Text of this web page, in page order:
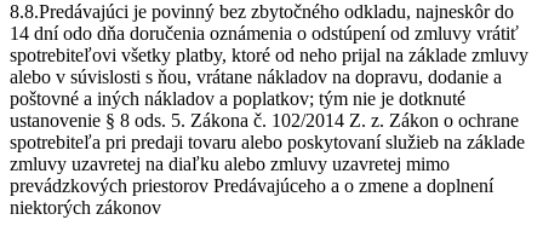
8.8.Predávajúci je povinný bez zbytočného odkladu, najneskôr do
14 dní odo dňa doručenia oznámenia o odstúpení od zmluvy vrátiť
spotrebiteľovi všetky platby, ktoré od neho prijal na základe zmluvy
alebo v súvislosti s ňou, vrátane nákladov na dopravu, dodanie a
poštovné a iných nákladov a poplatkov; tým nie je dotknuté
ustanovenie § 8 ods. 5. Zákona č. 102/2014 Z. z. Zákon o ochrane
spotrebiteľa pri predaji tovaru alebo poskytovaní služieb na základe
zmluvy uzavretej na diaľku alebo zmluvy uzavretej mimo
prevádzkových priestorov Predávajúceho a o zmene a doplnení
niektorých zákonov